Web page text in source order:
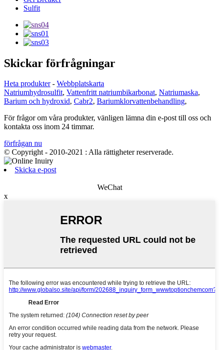
Sulfit
Skickar förfrågningar
Heta produkter- Webbplatskarta
Natriumhydrosulfit, Vattenfritt natriumbikarbonat, Natriumaska,
Barium och hydroxid, Cabr2, Bariumklorvattenbehandling,
För frågor om våra produkter, vänligen lämna din e-post till oss och
kontakta oss inom 24 timmar.
förfrågan nu
© Copyright - 2010-2021 : Alla rättigheter reserverade.
Skicka e-post
WeChat
x